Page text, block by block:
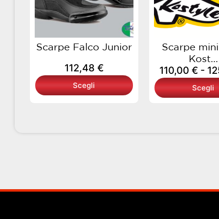
Scarpe Falco Junior
112,48 €
Scegli
opzioni
possono
scelte
pagina
del
prodotto
Scarpe
Kost...
110,00 € -
Scegli
nella
del